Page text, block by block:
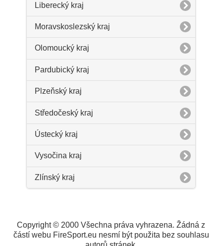
Liberecký kraj
Moravskoslezský kraj
Olomoucký kraj
Pardubický kraj
Plzeňský kraj
Středočeský kraj
Ústecký kraj
Vysočina kraj
Zlínský kraj
Copyright © 2000 Všechna práva vyhrazena. Žádná z
částí webu FireSport.eu nesmí být použita bez souhlasu